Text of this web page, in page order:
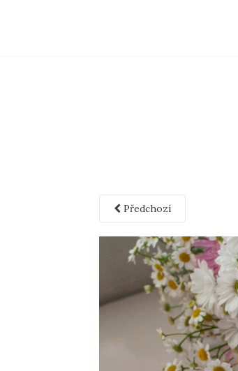
Předchozí